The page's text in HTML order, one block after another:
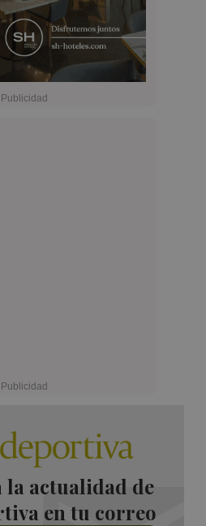
la actualidad de
en tu correo